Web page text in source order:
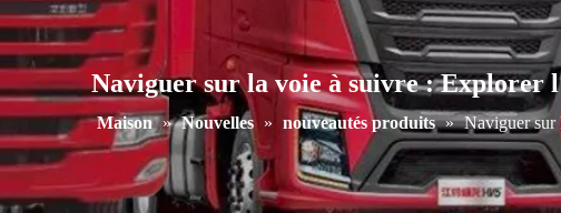
Naviguer sur la voie à suivre : Explorer
Maison » Nouvelles » nouveautés produits » Naviguer sur